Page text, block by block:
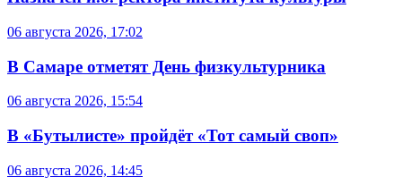
06 августа 2026, 17:02
В Самаре отметят День физкультурника
06 августа 2026, 15:54
В «Бутылисте» пройдёт «Тот самый своп»
06 августа 2026, 14:45